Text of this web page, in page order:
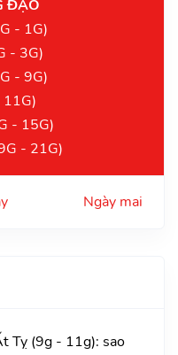
ĐẠO
- 1G)
- 3G)
- 9G)
- 15G)
- 21G)
Ngày mai
Tỵ (9g - 11g): sao